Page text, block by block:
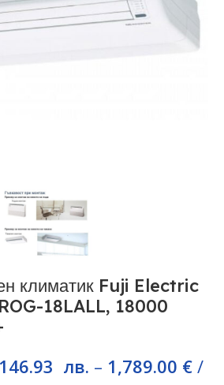
климатик Fuji Electric
18LALL, 18000
лв. – 1,789.00 € /